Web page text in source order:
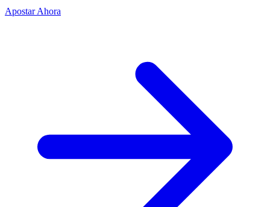
Apostar Ahora